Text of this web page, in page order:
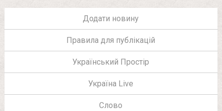
Додати новину
Правила для публікацій
Український Простір
Україна Live
Слово